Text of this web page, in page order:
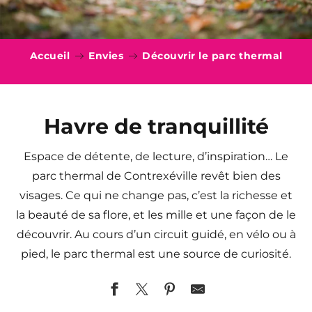
Accueil Envies Découvrir le parc thermal
Havre de tranquillité
Espace de détente, de lecture, d’inspiration… Le
parc thermal de Contrexéville revêt bien des
visages. Ce qui ne change pas, c’est la richesse et
la beauté de sa flore, et les mille et une façon de le
découvrir. Au cours d’un circuit guidé, en vélo ou à
pied, le parc thermal est une source de curiosité.